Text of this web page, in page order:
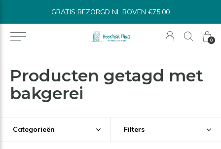
0
NL BOVEN €75,00 BINNEN 1-3
Producten getagd met
bakgerei
Categorieën Filters